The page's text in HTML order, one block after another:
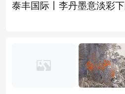
泰丰国际丨李丹墨意淡彩